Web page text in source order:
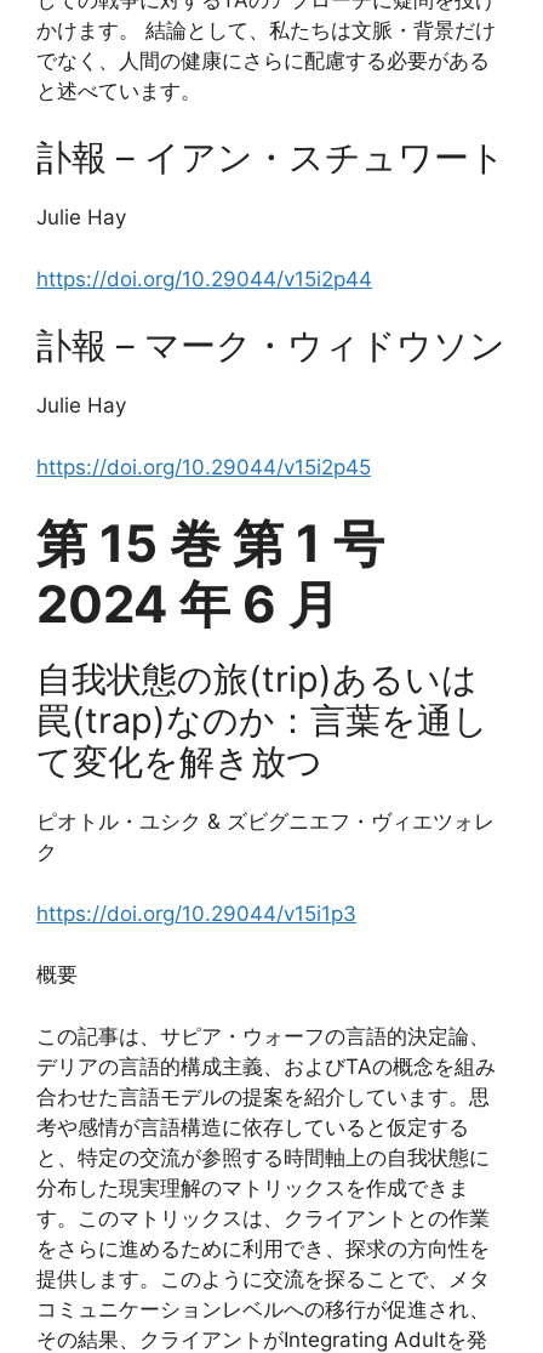
かけます。 結論として、私たちは文脈・背景だけ
でなく、人間の健康にさらに配慮する必要がある
と述べています。
訃報 – イアン・スチュワート
Julie Hay
https://doi.org/10.29044/v15i2p44
訃報 – マーク・ウィドウソン
Julie Hay
https://doi.org/10.29044/v15i2p45
第 15 巻 第 1 号
2024 年 6 月
自我状態の旅(trip)あるいは
罠(trap)なのか：言葉を通し
て変化を解き放つ
ピオトル・ユシク & ズビグニエフ・ヴィエツォレ
ク
https://doi.org/10.29044/v15i1p3
概要
この記事は、サピア・ウォーフの言語的決定論、
デリアの言語的構成主義、およびTAの概念を組み
合わせた言語モデルの提案を紹介しています。思
考や感情が言語構造に依存していると仮定する
と、特定の交流が参照する時間軸上の自我状態に
分布した現実理解のマトリックスを作成できま
す。このマトリックスは、クライアントとの作業
をさらに進めるために利用でき、探求の方向性を
提供します。このように交流を探ることで、メタ
コミュニケーションレベルへの移行が促進され、
その結果、クライアントがIntegrating Adultを発